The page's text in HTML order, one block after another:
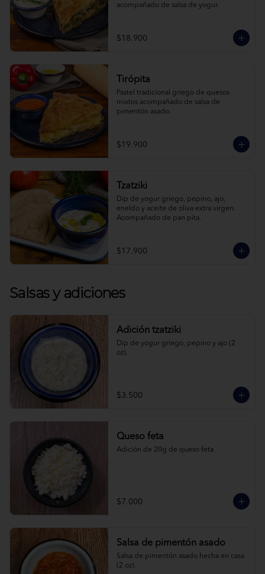
acompañado de salsa de yogur.
$18.900
Tirópita
Pastel tradicional griego de quesos
mixtos acompañado de salsa de
pimentón asado.
$19.900
Tzatziki
Dip de yogur griego, pepino, ajo,
eneldo y aceite de oliva extra virgen.
Acompañado de pan pita.
$17.900
Salsas y adiciones
Adición tzatziki
Dip de yogur griego, pepino y ajo (2
oz).
$3.500
Queso feta
Adición de 20g de queso feta
$7.000
Salsa de pimentón asado
Salsa de pimentón asado hecha en casa
(2 oz).